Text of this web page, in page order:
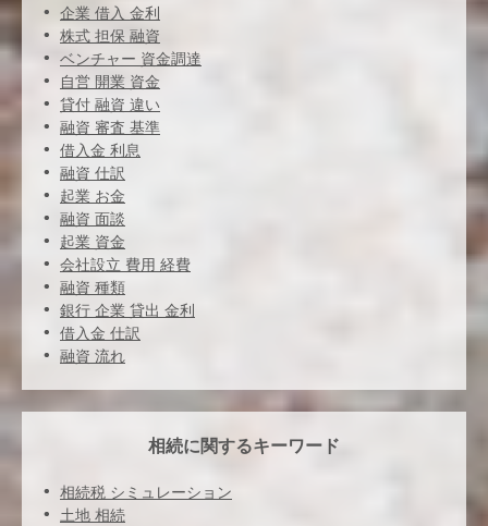
企業 借入 金利
株式 担保 融資
ベンチャー 資金調達
自営 開業 資金
貸付 融資 違い
融資 審査 基準
借入金 利息
融資 仕訳
起業 お金
融資 面談
起業 資金
会社設立 費用 経費
融資 種類
銀行 企業 貸出 金利
借入金 仕訳
融資 流れ
相続に関するキーワード
相続税 シミュレーション
土地 相続